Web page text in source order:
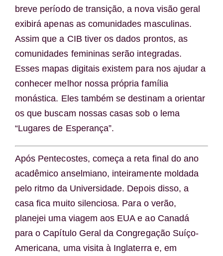
breve período de transição, a nova visão geral
exibirá apenas as comunidades masculinas.
Assim que a CIB tiver os dados prontos, as
comunidades femininas serão integradas.
Esses mapas digitais existem para nos ajudar a
conhecer melhor nossa própria família
monástica. Eles também se destinam a orientar
os que buscam nossas casas sob o lema
“Lugares de Esperança”.
Após Pentecostes, começa a reta final do ano
acadêmico anselmiano, inteiramente moldada
pelo ritmo da Universidade. Depois disso, a
casa fica muito silenciosa. Para o verão,
planejei uma viagem aos EUA e ao Canadá
para o Capítulo Geral da Congregação Suíço-
Americana, uma visita à Inglaterra e, em